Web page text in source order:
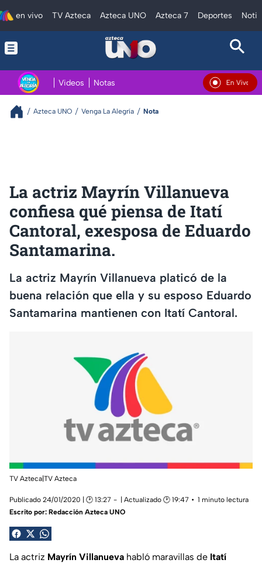
en vivo TV Azteca Azteca UNO Azteca 7 Deportes
Videos Notas En Vivo
Azteca UNO Venga La Alegría Nota
La actriz Mayrín Villanueva
confiesa qué piensa de Itatí
Cantoral, exesposa de Eduardo
Santamarina.
La actriz Mayrín Villanueva platicó de la
buena relación que ella y su esposo Eduardo
Santamarina mantienen con Itatí Cantoral.
TV Azteca|TV Azteca
Publicado 24/01/2020 | 🕑 13:27 | Actualizado 🕑 19:47
1 minuto lectura
Escrito por: Redacción Azteca UNO
La actriz Mayrín Villanueva habló maravillas de Itatí